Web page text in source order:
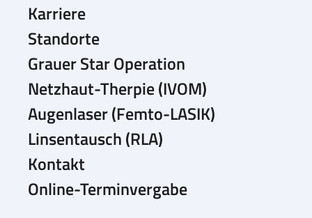
Karriere
Standorte
Grauer Star Operation
Netzhaut-Therpie (IVOM)
Augenlaser (Femto-LASIK)
Linsentausch (RLA)
Kontakt
Online-Terminvergabe